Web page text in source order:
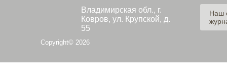
Владимирская обл., г.
Ковров, ул. Крупской, д.
55
Copyright© 2026
Наш